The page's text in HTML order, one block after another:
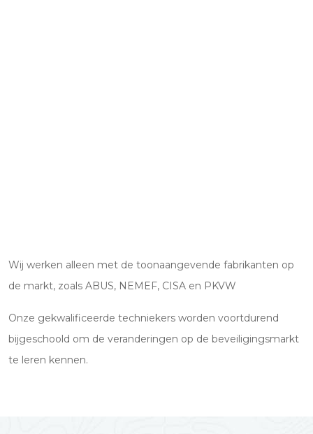
Wij werken alleen met de toonaangevende fabrikanten op
de markt, zoals ABUS, NEMEF, CISA en PKVW
Onze gekwalificeerde techniekers worden voortdurend
bijgeschoold om de veranderingen op de beveiligingsmarkt
te leren kennen.